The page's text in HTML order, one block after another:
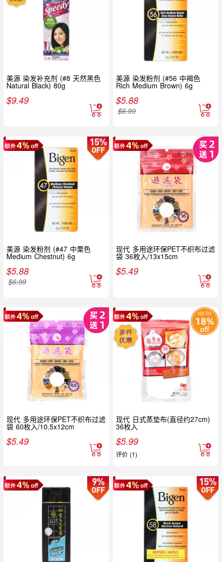
美源 染发补充剂 (#8 天然黑色
Natural Black) 80g
$9.49
美源 染发粉剂 (#56 中褐色
Rich Medium Brown) 6g
$5.88
$6.99
美源 染发粉剂 (#47 中栗色
Medium Chestnut) 6g
$5.88
$6.99
现代 多用途环保PET不织布过滤
袋 36枚入/13x15cm
$5.49
现代 多用途环保PET不织布过滤
袋 60枚入/10.5x12cm
$5.49
现代 日式蒸垫布(直径约27cm)
36枚入
$5.99
评价 (1)